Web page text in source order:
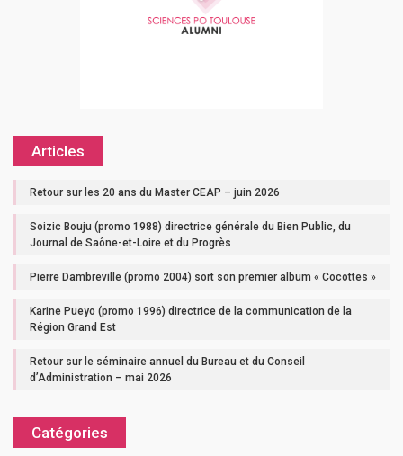
Articles
Retour sur les 20 ans du Master CEAP – juin 2026
Soizic Bouju (promo 1988) directrice générale du Bien Public, du
Journal de Saône-et-Loire et du Progrès
Pierre Dambreville (promo 2004) sort son premier album « Cocottes »
Karine Pueyo (promo 1996) directrice de la communication de la
Région Grand Est
Retour sur le séminaire annuel du Bureau et du Conseil
d’Administration – mai 2026
Catégories